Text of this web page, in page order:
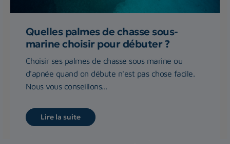
Quelles palmes de chasse sous-
marine choisir pour débuter ?
Choisir ses palmes de chasse sous marine ou
d'apnée quand on débute n'est pas chose facile.
Nous vous conseillons...
Lire la suite